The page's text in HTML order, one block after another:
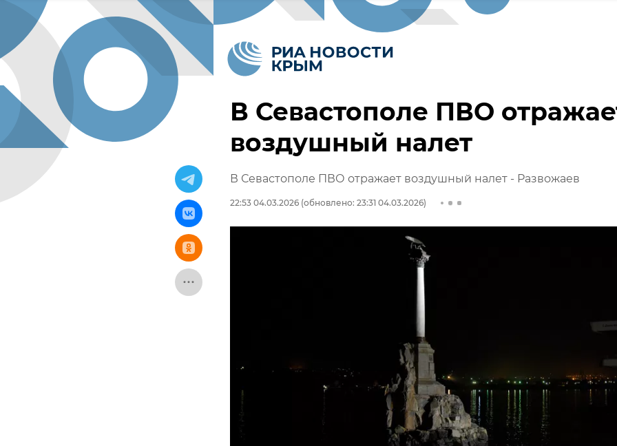
В Севастополе ПВО
воздушный налет
В Севастополе ПВО отражает воздушный налет - Развожаев
22:53 04.03.2026 (обновлено: 23:31 04.03.2026)